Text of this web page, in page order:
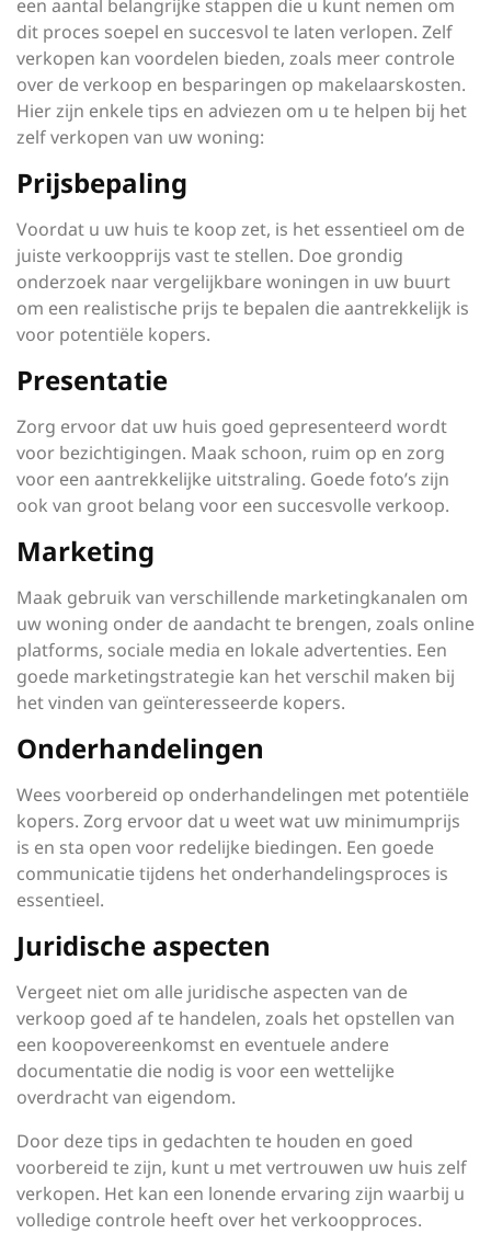
een aantal belangrijke stappen die u kunt nemen om
dit proces soepel en succesvol te laten verlopen. Zelf
verkopen kan voordelen bieden, zoals meer controle
over de verkoop en besparingen op makelaarskosten.
Hier zijn enkele tips en adviezen om u te helpen bij het
zelf verkopen van uw woning:
Prijsbepaling
Voordat u uw huis te koop zet, is het essentieel om de
juiste verkoopprijs vast te stellen. Doe grondig
onderzoek naar vergelijkbare woningen in uw buurt
om een realistische prijs te bepalen die aantrekkelijk is
voor potentiële kopers.
Presentatie
Zorg ervoor dat uw huis goed gepresenteerd wordt
voor bezichtigingen. Maak schoon, ruim op en zorg
voor een aantrekkelijke uitstraling. Goede foto’s zijn
ook van groot belang voor een succesvolle verkoop.
Marketing
Maak gebruik van verschillende marketingkanalen om
uw woning onder de aandacht te brengen, zoals online
platforms, sociale media en lokale advertenties. Een
goede marketingstrategie kan het verschil maken bij
het vinden van geïnteresseerde kopers.
Onderhandelingen
Wees voorbereid op onderhandelingen met potentiële
kopers. Zorg ervoor dat u weet wat uw minimumprijs
is en sta open voor redelijke biedingen. Een goede
communicatie tijdens het onderhandelingsproces is
essentieel.
Juridische aspecten
Vergeet niet om alle juridische aspecten van de
verkoop goed af te handelen, zoals het opstellen van
een koopovereenkomst en eventuele andere
documentatie die nodig is voor een wettelijke
overdracht van eigendom.
Door deze tips in gedachten te houden en goed
voorbereid te zijn, kunt u met vertrouwen uw huis zelf
verkopen. Het kan een lonende ervaring zijn waarbij u
volledige controle heeft over het verkoopproces.